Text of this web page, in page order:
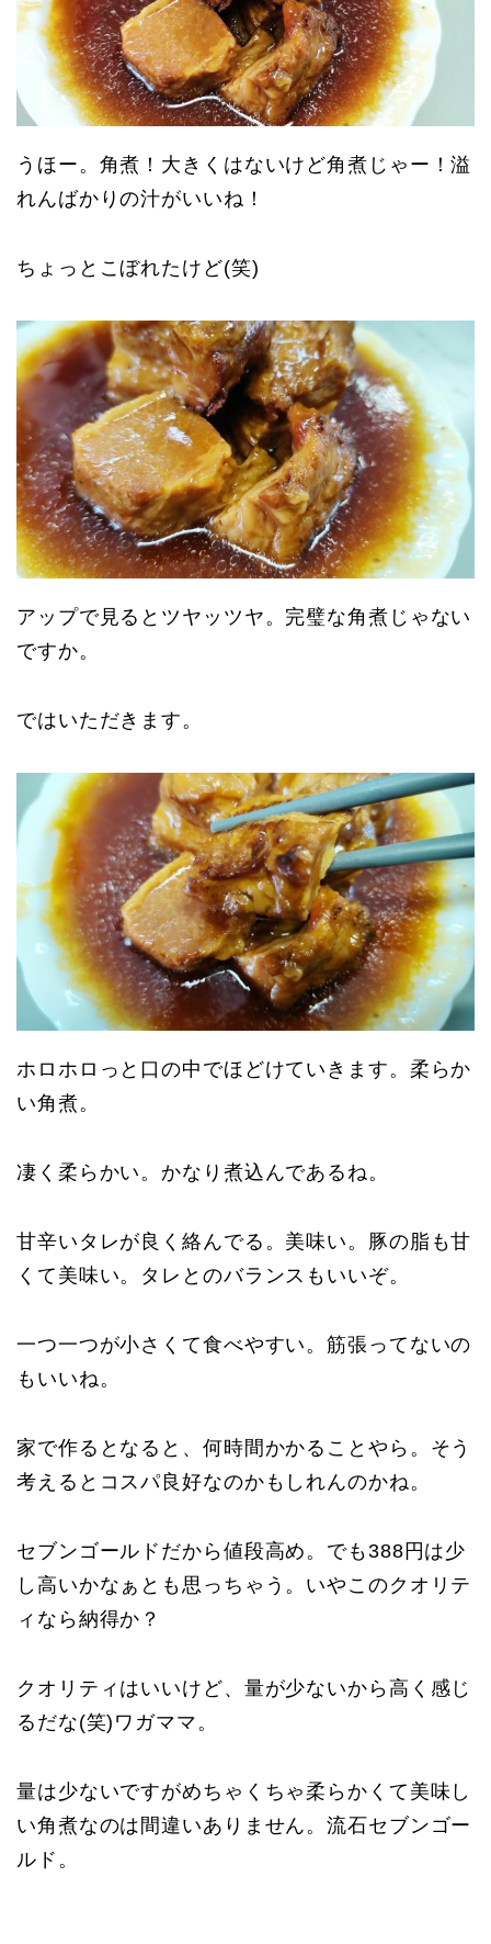
うほー。角煮！大きくはないけど角煮じゃー！溢
れんばかりの汁がいいね！
ちょっとこぼれたけど(笑)
アップで見るとツヤッツヤ。完璧な角煮じゃない
ですか。
ではいただきます。
ホロホロっと口の中でほどけていきます。柔らか
い角煮。
凄く柔らかい。かなり煮込んであるね。
甘辛いタレが良く絡んでる。美味い。豚の脂も甘
くて美味い。タレとのバランスもいいぞ。
一つ一つが小さくて食べやすい。筋張ってないの
もいいね。
家で作るとなると、何時間かかることやら。そう
考えるとコスパ良好なのかもしれんのかね。
セブンゴールドだから値段高め。でも388円は少
し高いかなぁとも思っちゃう。いやこのクオリテ
ィなら納得か？
クオリティはいいけど、量が少ないから高く感じ
るだな(笑)ワガママ。
量は少ないですがめちゃくちゃ柔らかくて美味し
い角煮なのは間違いありません。流石セブンゴー
ルド。